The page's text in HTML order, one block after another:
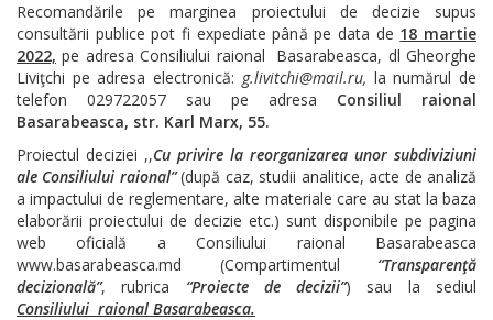
Recomandările pe marginea proiectului de decizie supus
consultării publice pot fi expediate până pe data de 18 martie
2022, pe adresa Consiliului raional Basarabeasca, dl Gheorghe
Liviţchi pe adresa electronică: g.livitchi@mail.ru, la numărul de
telefon 029722057 sau pe adresa Consiliul raional
Basarabeasca, str. Karl Marx, 55.
Proiectul deciziei ,,Cu privire la reorganizarea unor subdiviziuni
ale Consiliului raional”(după caz, studii analitice, acte de analiză
a impactului de reglementare, alte materiale care au stat la baza
elaborării proiectului de decizie etc.) sunt disponibile pe pagina
web oficială a Consiliului raional Basarabeasca
www.basarabeasca.md (Compartimentul “Transparenţă
decizională”, rubrica “Proiecte de decizii”) sau la sediul
Consiliului raional Basarabeasca.